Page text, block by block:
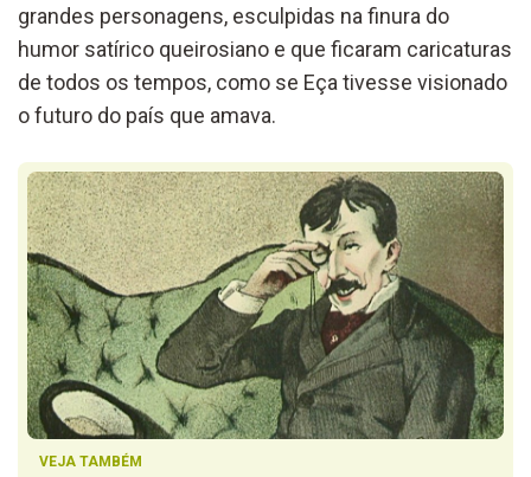
grandes personagens, esculpidas na finura do
humor satírico queirosiano e que ficaram caricaturas
de todos os tempos, como se Eça tivesse visionado
o futuro do país que amava.
VEJA TAMBÉM